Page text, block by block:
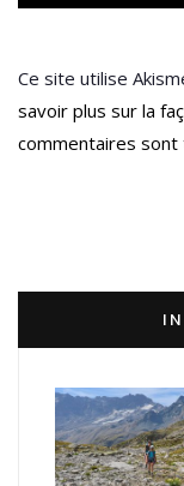
Ce site utilise
savoir plus sur la
commentaires